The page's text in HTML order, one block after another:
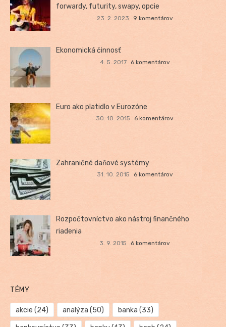
forwardy, futurity, swapy, opcie
23. 2. 2023 9 komentárov
Ekonomická činnosť
4. 5. 2017 6 komentárov
Euro ako platidlo v Eurozóne
30. 10. 2015 6 komentárov
Zahraničné daňové systémy
31. 10. 2015 6 komentárov
Rozpočtovníctvo ako nástroj finančného
riadenia
3. 9. 2015 6 komentárov
TÉMY
akcie (24) analýza (50) banka (33)